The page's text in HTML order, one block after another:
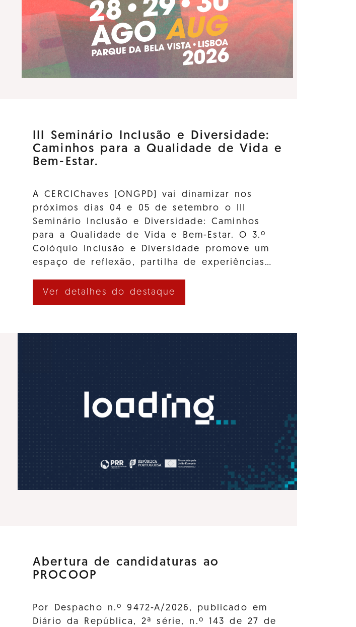
III Seminário Inclusão e Diversidade:
Caminhos para a Qualidade de Vida e
Bem-Estar.
A CERCIChaves (ONGPD) vai dinamizar nos
próximos dias 04 e 05 de setembro o III
Seminário Inclusão e Diversidade: Caminhos
para a Qualidade de Vida e Bem-Estar. O 3.º
Colóquio Inclusão e Diversidade promove um
espaço de reflexão, partilha de experiências…
Ver detalhes do destaque
Abertura de candidaturas ao
PROCOOP
Por Despacho n.º 9472-A/2026, publicado em
Diário da República, 2ª série, n.º 143 de 27 de